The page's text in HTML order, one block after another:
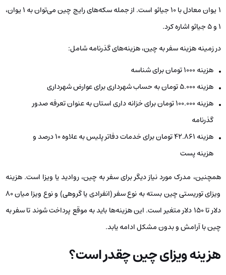
1 یوان معادل با 10 جیائو است. از جمله سکه‌های رایج چین می‌توان به 1 یوان،
1 و 5 جیائو اشاره کرد.
در زمینه هزینه سفر به چین، هزینه‌های گذرنامه شامل:
هزینه 1000 تومان برای شناسه
هزینه 5.000 تومان به حساب شهرداری برای عوارض شهرداری
هزینه 100.000 تومان برای خزانه داری استان به عنوان تعرفه صدور
گذرنامه
هزینه 42.861 تومان برای خدمات دفاتر پلیس به علاوه ۱۰ درصد و
هزینه پست
همچنین، مدرک مورد نیاز دیگر برای سفر به چین، روادید یا ویزا است. هزینه
ویزای توریستی چین بسته به نوع سفر (انفرادی یا گروهی) و نوع ویزا میان 80
دلار تا 150 دلار متغیر است. این هزینه‌ها باید به موقع پرداخت شوند تا سفر به
چین با آرامش و بدون مشکل ادامه یابد.
هزینه ویزای چین چقدر است؟